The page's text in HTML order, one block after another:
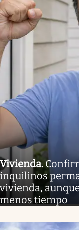
Vivienda.
inquilinos
vivienda,
menos tiempo